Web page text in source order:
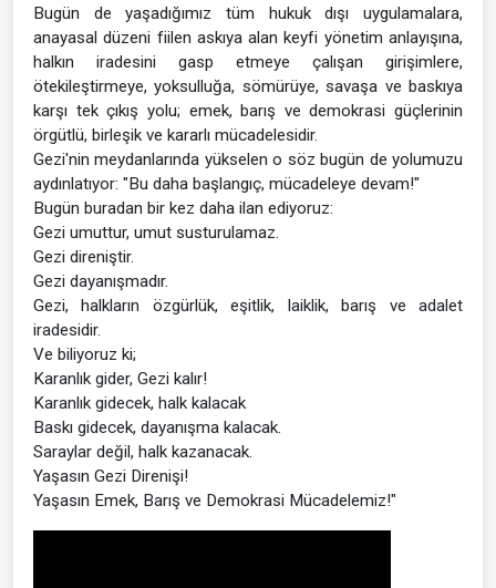
Bugün de yaşadığımız tüm hukuk dışı uygulamalara,
anayasal düzeni fiilen askıya alan keyfi yönetim anlayışına,
halkın iradesini gasp etmeye çalışan girişimlere,
ötekileştirmeye, yoksulluğa, sömürüye, savaşa ve baskıya
karşı tek çıkış yolu; emek, barış ve demokrasi güçlerinin
örgütlü, birleşik ve kararlı mücadelesidir.
Gezi'nin meydanlarında yükselen o söz bugün de yolumuzu
aydınlatıyor: "Bu daha başlangıç, mücadeleye devam!"
Bugün buradan bir kez daha ilan ediyoruz:
Gezi umuttur, umut susturulamaz.
Gezi direniştir.
Gezi dayanışmadır.
Gezi, halkların özgürlük, eşitlik, laiklik, barış ve adalet
iradesidir.
Ve biliyoruz ki;
Karanlık gider, Gezi kalır!
Karanlık gidecek, halk kalacak
Baskı gidecek, dayanışma kalacak.
Saraylar değil, halk kazanacak.
Yaşasın Gezi Direnişi!
Yaşasın Emek, Barış ve Demokrasi Mücadelemiz!"